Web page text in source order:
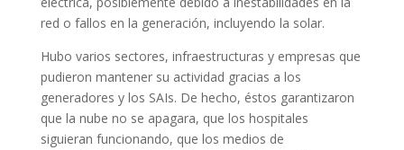
red o fallos en la generación, incluyendo la solar.
Hubo varios sectores, infraestructuras y empresas que
pudieron mantener su actividad gracias a los
generadores y los SAIs. De hecho, éstos garantizaron
que la nube no se apagara, que los hospitales
siguieran funcionando, que los medios de